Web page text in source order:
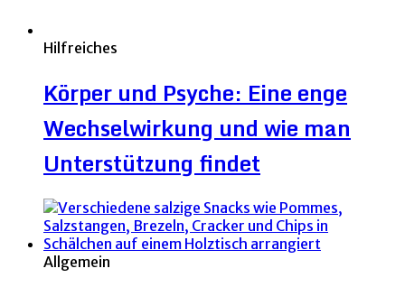
Hilfreiches
Körper und Psyche: Eine enge
Wechselwirkung und wie man
Unterstützung findet
Allgemein